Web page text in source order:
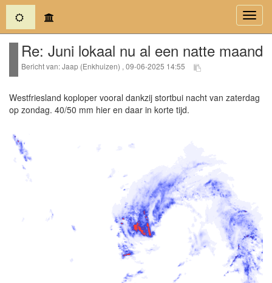
(current)
Re: Juni lokaal nu al een natte maand
Bericht van: Jaap (Enkhuizen) , 09-06-2025 14:55
Westfriesland koploper vooral dankzij stortbui nacht van zaterdag
op zondag. 40/50 mm hier en daar in korte tijd.